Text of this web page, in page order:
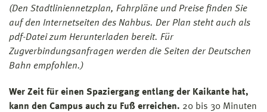
(Den Stadtliniennetzplan, Fahrpläne und Preise finden Sie
auf den Internetseiten des Nahbus. Der Plan steht auch als
pdf-Datei zum Herunterladen bereit. Für
Zugverbindungsanfragen werden die Seiten der Deutschen
Bahn empfohlen.)
Wer Zeit für einen Spaziergang entlang der Kaikante hat,
kann den Campus auch zu Fuß erreichen. 20 bis 30 Minuten